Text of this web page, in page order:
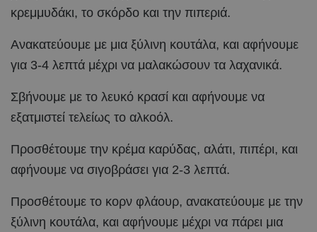
κρεμμυδάκι, το σκόρδο και την πιπεριά.
Ανακατεύουμε με μια ξύλινη κουτάλα, και αφήνουμε
για 3-4 λεπτά μέχρι να μαλακώσουν τα λαχανικά.
Σβήνουμε με το λευκό κρασί και αφήνουμε να
εξατμιστεί τελείως το αλκοόλ.
Προσθέτουμε την κρέμα καρύδας, αλάτι, πιπέρι, και
αφήνουμε να σιγοβράσει για 2-3 λεπτά.
Προσθέτουμε το κορν φλάουρ, ανακατεύουμε με την
ξύλινη κουτάλα, και αφήνουμε μέχρι να πάρει μια